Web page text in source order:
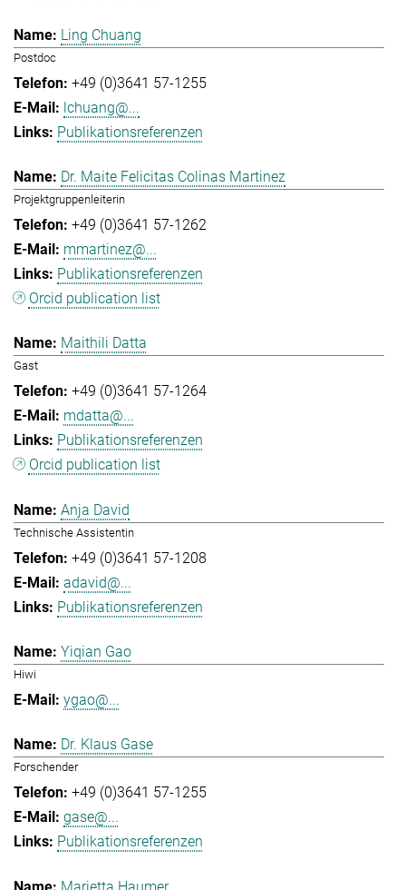
Ling Chuang
Postdoc
+49 (0)3641 57-1255
lchuang@...
Publikationsreferenzen
Dr. Maite Felicitas Colinas Martinez
Projektgruppenleiterin
+49 (0)3641 57-1262
mmartinez@...
Publikationsreferenzen
Orcid publication list
Maithili Datta
Gast
+49 (0)3641 57-1264
mdatta@...
Publikationsreferenzen
Orcid publication list
Anja David
Technische Assistentin
+49 (0)3641 57-1208
adavid@...
Publikationsreferenzen
Yiqian Gao
Hiwi
ygao@...
Dr. Klaus Gase
Forschender
+49 (0)3641 57-1255
gase@...
Publikationsreferenzen